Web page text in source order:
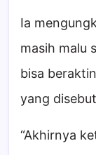
Ia
masih malu
bisa
yang
“Akhirnya